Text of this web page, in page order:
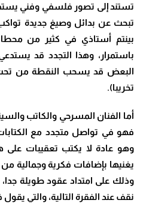
تستند إلى تصور فلسفي وفني
تبحث عن بدائل وصيغ جديدة
بينتم أستاذي في كثير من
باستمرار، وهذا التجدد قد
البعض قد يسحب النقطة من
تخريبا).
أما الفنان المسرحي والكاتب
فهو في تواصل متجدد مع الكتابات
وهو عادة لا يكتب تعقيبات على
يغنيها بإضافات فكرية وجمالية
وذلك على امتداد عقود طويلة جدا،
نقف عند الفقرة التالية، والتي يقول